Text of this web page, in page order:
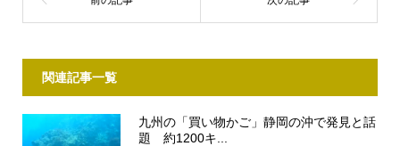
関連記事一覧
九州の「買い物かご」静岡の沖で発見と話
題 約1200キ...